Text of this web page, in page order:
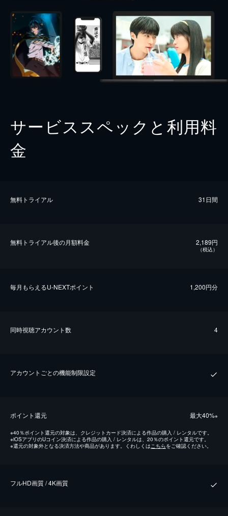
サービススペックと利用料
金
無料トライアル 31日間
無料トライアル後の⽉額料金 2,189円
（税込）
毎⽉もらえるU-NEXTポイント 1,200円分
同時視聴アカウント数 4
アカウントごとの機能制限設定
ポイント還元 最⼤40%※
※40％ポイント還元の対象は、クレジットカード決済による作品の購入 / レンタルです。
※iOSアプリのUコイン決済による作品の購入 / レンタルは、20％のポイント還元です。
※還元の対象外となる決済方法や商品があります。くわしくはこちらをご確認ください。
フルHD画質 / 4K画質